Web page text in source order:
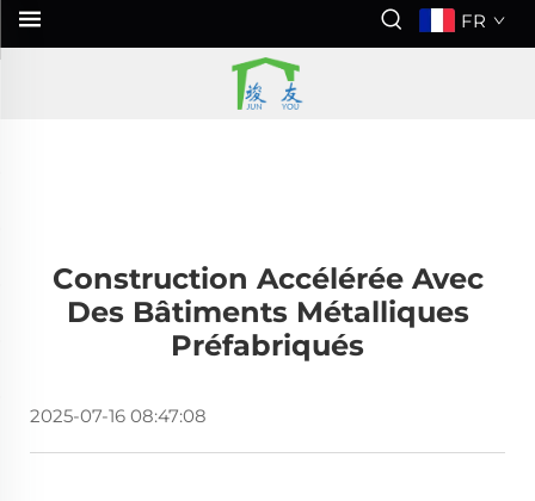
FR
Construction Accélérée Avec
Des Bâtiments Métalliques
Préfabriqués
2025-07-16 08:47:08